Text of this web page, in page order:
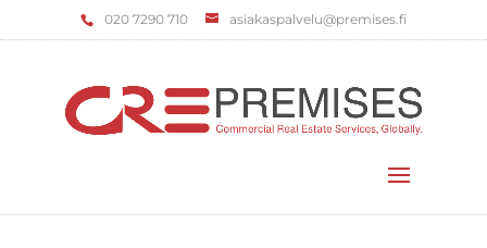
‌020 7290 710 asiakaspalvelu@premises.fi